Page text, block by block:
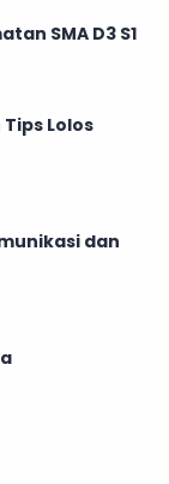
SMA D3 S1
Lolos
dan